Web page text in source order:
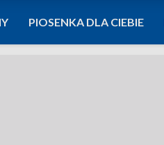
PIOSENKA DLA CIEBIE